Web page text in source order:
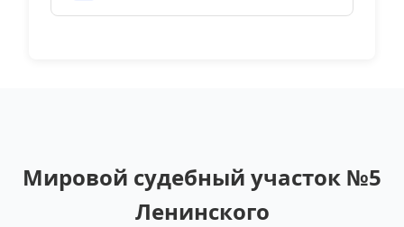
Мировой судебный участок №5
Ленинского